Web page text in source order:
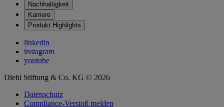
Nachhaltigkeit
Karriere
Produkt Highlights
linkedin
instagram
youtube
Diehl Stiftung & Co. KG © 2026
Datenschutz
Compliance-Verstoß melden